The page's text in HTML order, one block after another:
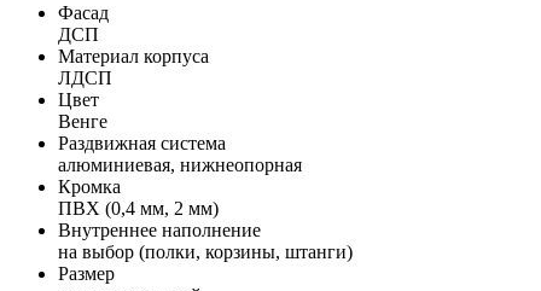
Фасад
ДСП
Материал корпуса
ЛДСП
Цвет
Венге
Раздвижная система
алюминиевая, нижнеопорная
Кромка
ПВХ (0,4 мм, 2 мм)
Внутреннее наполнение
на выбор (полки, корзины, штанги)
Размер